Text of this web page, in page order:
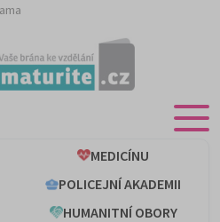
MEDICÍNU
POLICEJNÍ AKADEMII
HUMANITNÍ OBORY